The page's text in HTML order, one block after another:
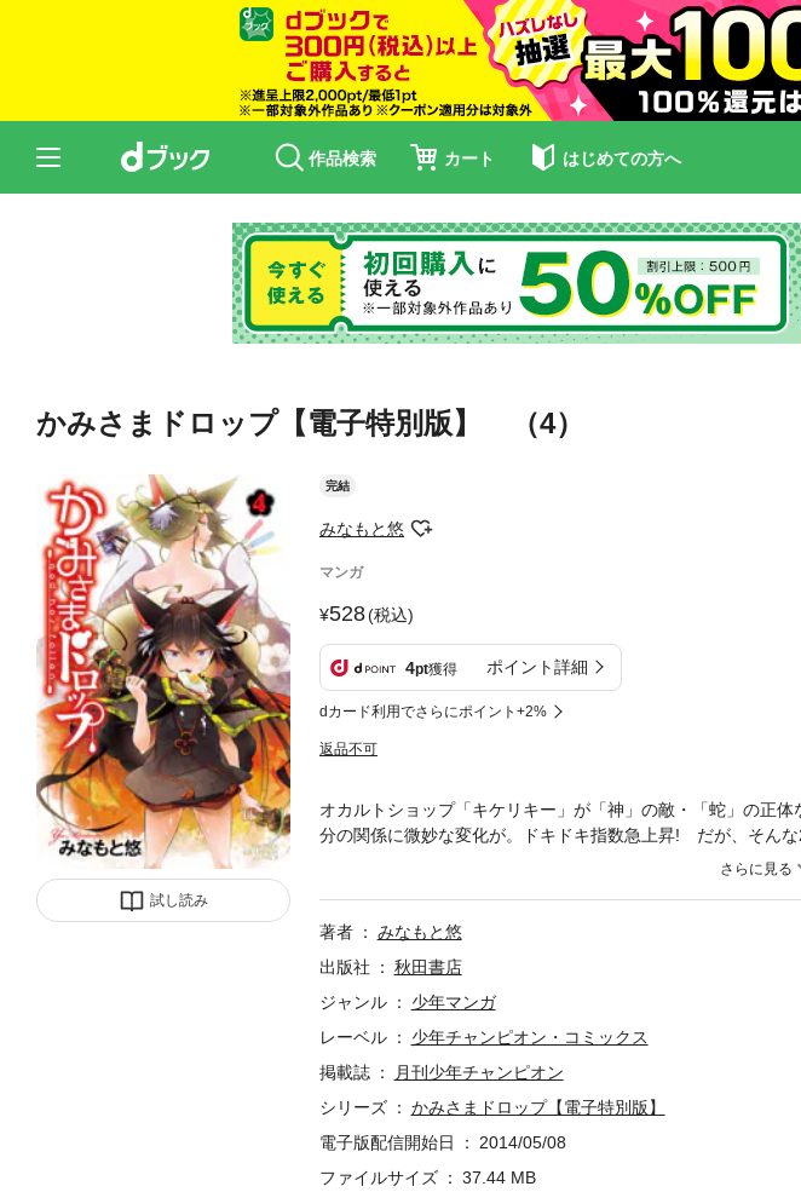
作品検索 カート はじめての方へ
かみさまドロップ【電子特別版】 （4）
試し読み
完結
みなもと悠
マンガ
528(税込)
4pt獲得 ポイント詳細
dカード利用でさらにポイント+2%
返品不可
オカルトショップ「キケリキー」が「神」の敵・「蛇」の正
分の関係に微妙な変化が。ドキドキ指数急上昇! だが、そん
みの特典カラーイラストがついている特別版となります。
著者
みなもと悠
出版社
秋田書店
ジャンル
少年マンガ
レーベル
少年チャンピオン・コミックス
掲載誌
月刊少年チャンピオン
シリーズ
かみさまドロップ【電子特別版】
電子版配信開始日
2014/05/08
ファイルサイズ
37.44 MB